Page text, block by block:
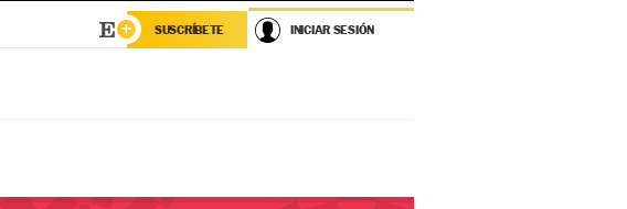
SUSCRÍBETE INICIAR SESIÓN